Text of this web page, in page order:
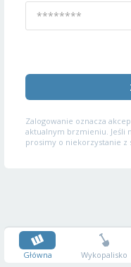
Zalogowanie oznacza
aktualnym brzmieniu. Jeśli
prosimy o niekorzystanie z
Główna Wykopalisko